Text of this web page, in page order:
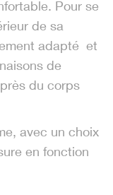
Pour se
de sa
adapté et
de
du corps
avec un choix
en fonction